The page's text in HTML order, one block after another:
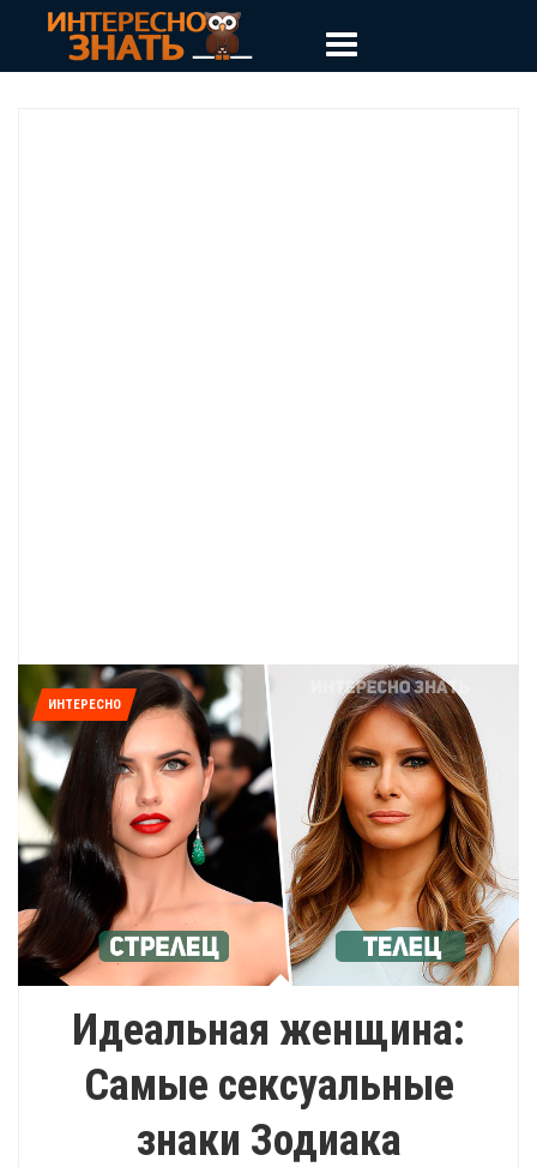
ИНТЕРЕСНО
Идеальная женщина:
Самые сексуальные
знаки Зодиака